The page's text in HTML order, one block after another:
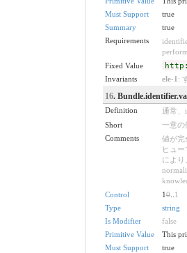
Must Support
true
Summary
true
Requirements
Fixed Value
Invariants ele-1 :
16.
Definition
通常、
Short
一意の
Comments
値が完
ヒュ
により
Control
10.. 1
Type
string
Is Modifier
false
Primitive Value
This
Must Support
true